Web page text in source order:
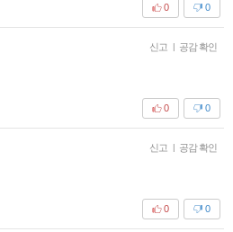
0
0
신고 | 공감 확인
0
0
신고 | 공감 확인
0
0